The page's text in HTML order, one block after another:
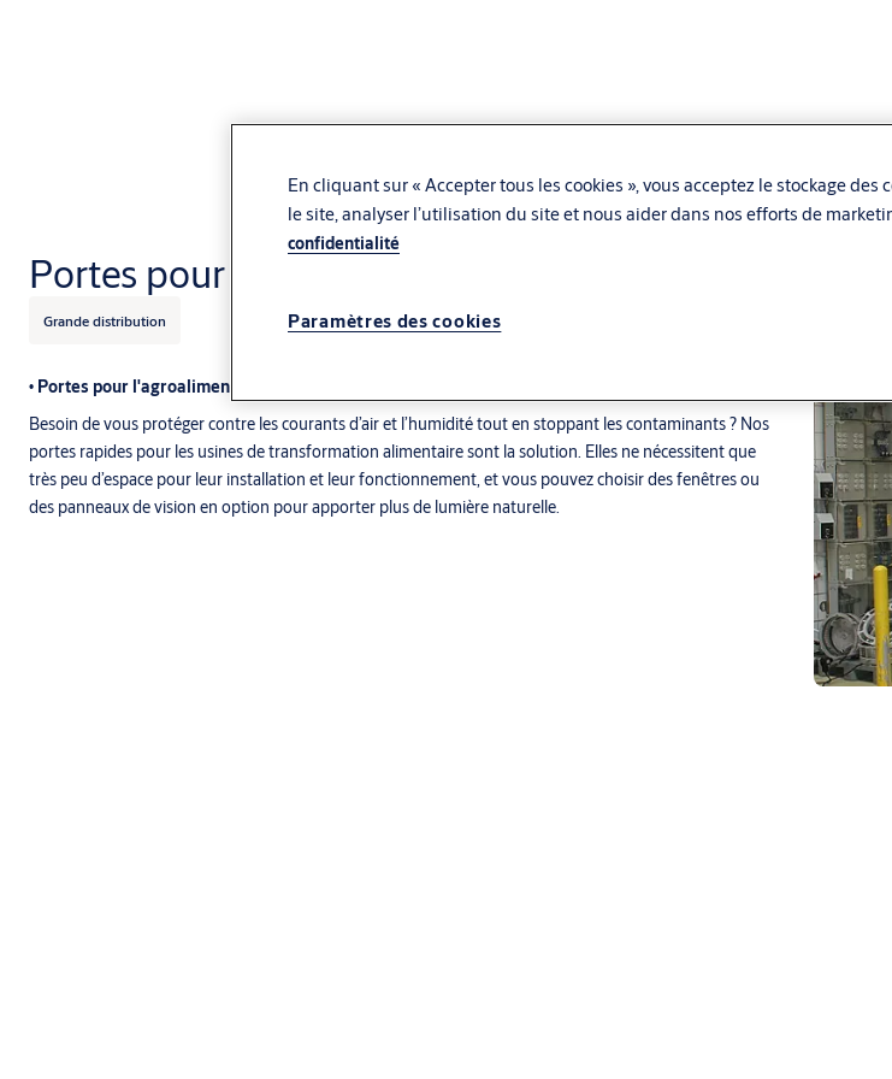
Portes pour l'agroalimentaire
Grande distribution
• Portes pour l'agroalimentaire
Besoin de vous protéger contre les courants d’air et l’humidité tout en stoppant les contaminants ? Nos
portes rapides pour les usines de transformation alimentaire sont la solution. Elles ne nécessitent que
très peu d’espace pour leur installation et leur fonctionnement, et vous pouvez choisir des fenêtres ou
des panneaux de vision en option pour apporter plus de lumière naturelle.
En cliquant sur « Accepter tous les cookies », vous acceptez le stockage
le site, analyser l’utilisation du site et nous aider dans nos efforts de
confidentialité
Paramètres des cookies